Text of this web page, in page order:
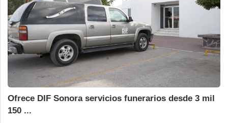
Ofrece DIF Sonora servicios funerarios desde 3 mil
150 ...